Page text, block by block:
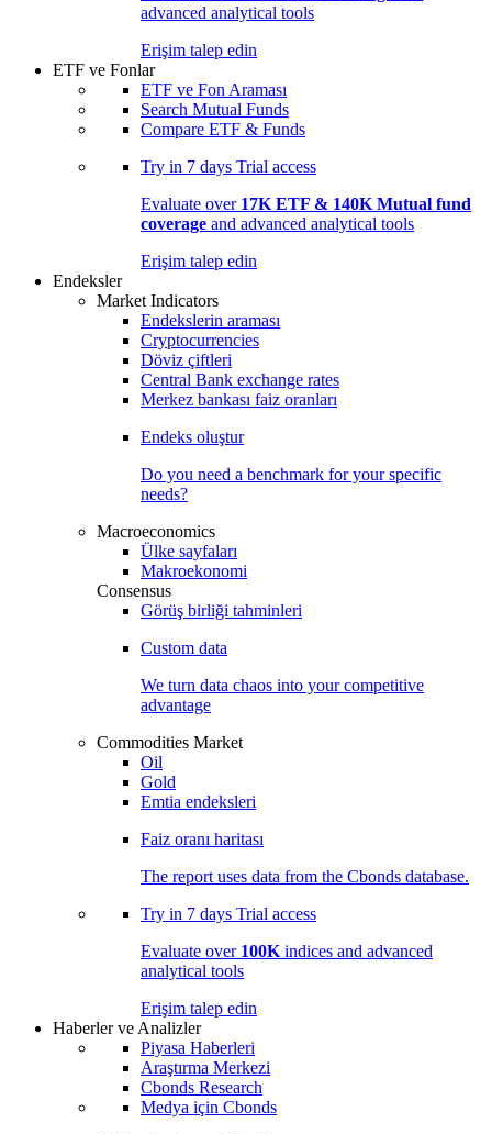
advanced analytical tools
Erişim talep edin
ETF ve Fonlar
ETF ve Fon Araması
Search Mutual Funds
Compare ETF & Funds
Try in 7 days Trial access
Evaluate over 17K ETF & 140K Mutual fund
coverage and advanced analytical tools
Erişim talep edin
Endeksler
Market Indicators
Endekslerin araması
Cryptocurrencies
Döviz çiftleri
Central Bank exchange rates
Merkez bankası faiz oranları
Endeks oluştur
Do you need a benchmark for your specific
needs?
Macroeconomics
Ülke sayfaları
Makroekonomi
Consensus
Görüş birliği tahminleri
Custom data
We turn data chaos into your competitive
advantage
Commodities Market
Oil
Gold
Emtia endeksleri
Faiz oranı haritası
The report uses data from the Cbonds database.
Try in 7 days Trial access
Evaluate over 100K indices and advanced
analytical tools
Erişim talep edin
Haberler ve Analizler
Piyasa Haberleri
Araştırma Merkezi
Cbonds Research
Medya için Cbonds